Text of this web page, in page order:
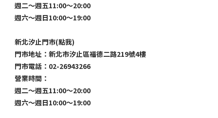
週二～週五11:00～20:00
週六～週日10:00～19:00
新北汐止門市(點我)
門市地址：新北市汐止區福德二路219號4樓
門市電話：02-26943266
營業時間：
週二～週五11:00～20:00
週六～週日10:00～19:00